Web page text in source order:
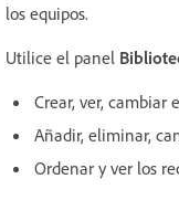
los equipos.
Utilice el panel
Crear, ver,
Añadir, eliminar,
Ordenar y ver los